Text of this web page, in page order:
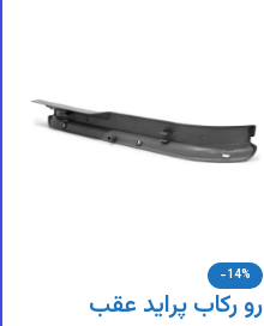
-14%
رو رکاب پراید عقب